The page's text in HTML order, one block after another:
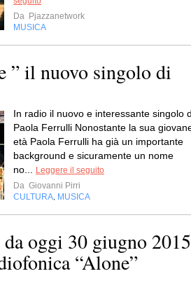
Da Pjazzanetwork
MUSICA
” il nuovo singolo di
In radio il nuovo e interessante singolo
Paola Ferrulli Nonostante la sua
età Paola Ferrulli ha già un importante
background e sicuramente un nome
no...
Leggere il seguito
Da Giovanni Pirri
CULTURA MUSICA
oggi 30 giugno 2015
“Alone”